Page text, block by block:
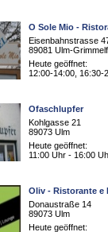
O Sole Mio -
Eisenbahnstrasse
89081 Ulm-
Heute geöffnet:
12:00-14:00, 16:30-
Ofaschlupfer
Kohlgasse 21
89073 Ulm
Heute geöffnet:
11:00 Uhr - 16:00
Oliv - Ristorante e
Donaustraße 14
89073 Ulm
Heute geöffnet: